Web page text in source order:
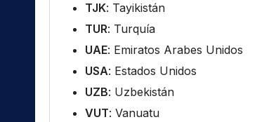
TJK: Tayikistán
TUR: Turquía
UAE: Emiratos Arabes Unidos
USA: Estados Unidos
UZB: Uzbekistán
VUT: Vanuatu